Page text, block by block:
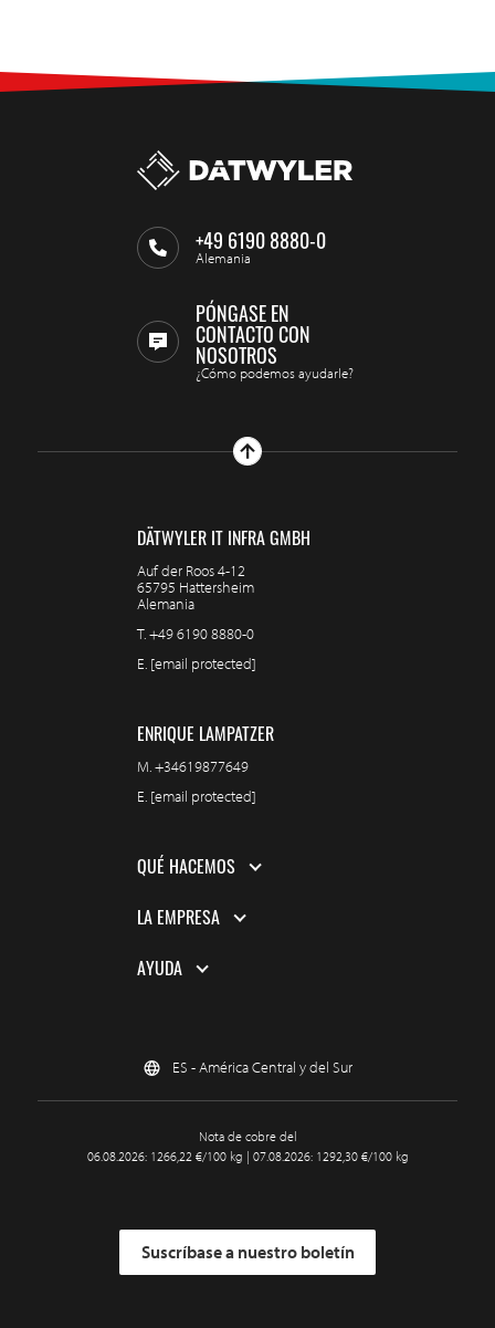
+49 6190 8880-0
Alemania
PÓNGASE EN
CONTACTO CON
NOSOTROS
¿Cómo podemos ayudarle?
DÄTWYLER IT INFRA GMBH
Auf der Roos 4-12
65795 Hattersheim
Alemania
T.+49 6190 8880-0
E. [email protected]
ENRIQUE LAMPATZER
M.+34619877649
E. [email protected]
QUÉ HACEMOS
LA EMPRESA
AYUDA
ES - América Central y del Sur
Nota de cobre del
06.08.2026: 1266,22 €/100 kg | 07.08.2026: 1292,30 €/100 kg
Suscríbase a nuestro boletín